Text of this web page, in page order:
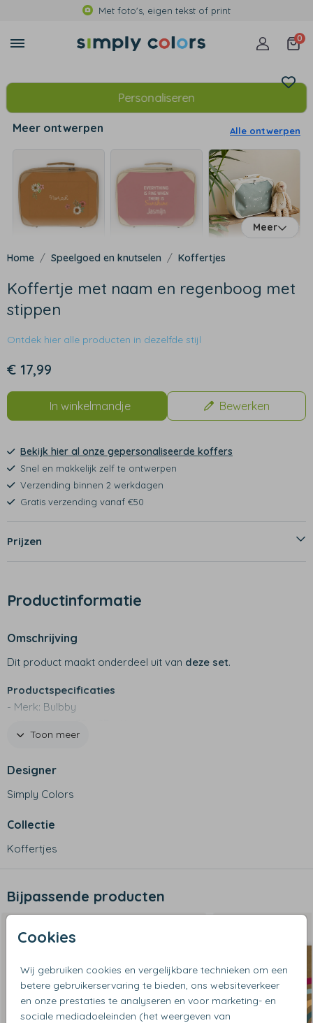
Met foto's, eigen tekst of print
0
Cookies
Wij gebruiken cookies en vergelijkbare technieken om een
betere gebruikerservaring te bieden, ons websiteverkeer
en onze prestaties te analyseren en voor marketing- en
sociale mediadoeleinden (het weergeven van
Personaliseren
Meer ontwerpen Alle ontwerpen
Meer
Speelgoed en knutselen Koffertjes
Koffertje met naam en regenboog met
stippen
Ontdek hier alle producten in dezelfde stijl
€ 17,99
In winkelmandje Bewerken
Bekijk hier al onze gepersonaliseerde koffers
Snel en makkelijk zelf te ontwerpen
Verzending binnen 2 werkdagen
Gratis verzending vanaf €50
Prijzen
Productinformatie
Omschrijving
Dit product maakt onderdeel uit van deze set.
Productspecificaties
- Merk: Bulbby
- Materiaal: stevig canvas
- Niet geschikt voor de wasmachine
Toon meer
Designer
Simply Colors
Collectie
Koffertjes
Bijpassende producten